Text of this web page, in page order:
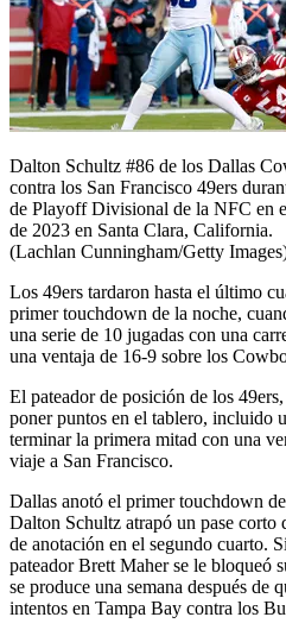
Dalton Schultz #86 de los Dallas
contra los San Francisco 49ers
de Playoff Divisional de la NFC en
de 2023 en Santa Clara, California.
(Lachlan Cunningham/Getty
Los 49ers tardaron hasta el último
primer touchdown de la noche,
una serie de 10 jugadas con una
una ventaja de 16-9 sobre los
El pateador de posición de los
poner puntos en el tablero, incluido
terminar la primera mitad con una
viaje a San Francisco.
Dallas anotó el primer touchdown
Dalton Schultz atrapó un pase corto
de anotación en el segundo cuarto.
pateador Brett Maher se le bloqueó
se produce una semana después de
intentos en Tampa Bay contra los